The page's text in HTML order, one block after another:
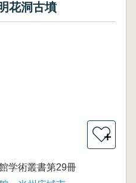
花洞古墳
＋
学術叢書第29冊